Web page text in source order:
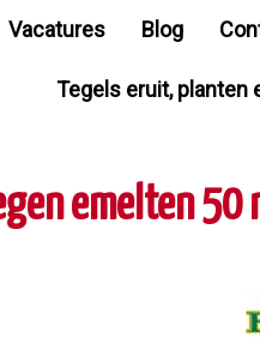
Vacatures Blog
Tegels eruit, planten
emelten